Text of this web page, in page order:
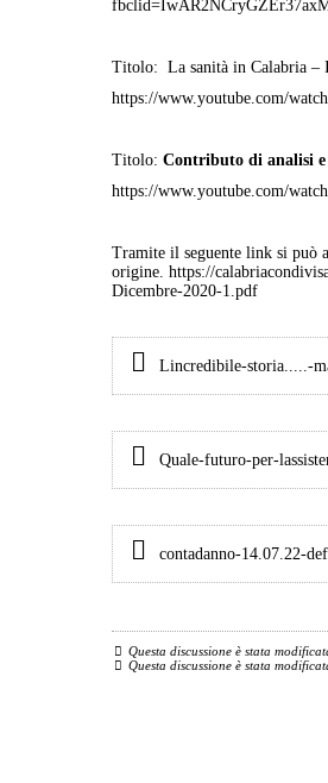
Titolo: La sanità in Calabria –
https://www.youtube.com/
Titolo: Contributo di analisi
https://www.youtube.com/
Tramite il seguente link si può
origine. https://
Dicembre-2020-1.pdf
Lincredibile-storia.....-
Quale-futuro-per-
contadanno-14.07.22-
Questa discussione è stata
Questa discussione è stata